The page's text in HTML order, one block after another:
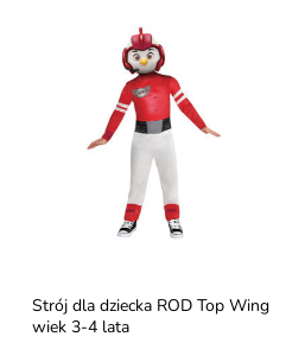
Strój dla dziecka ROD Top Wing
wiek 3-4 lata